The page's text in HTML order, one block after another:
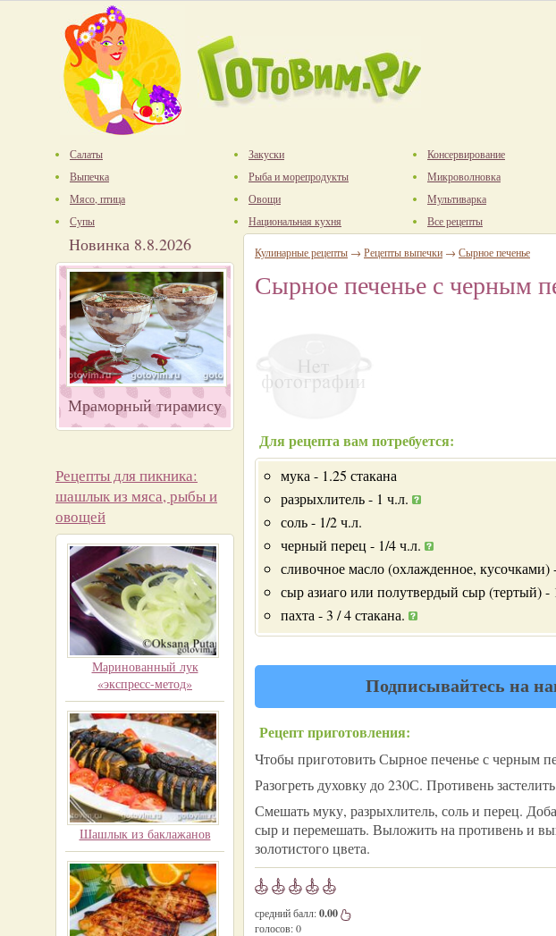
Салаты
Выпечка
Мясо, птица
Супы
Закуски
Рыба и морепродукты
Овощи
Национальная кухня
Консервирование
Микроволновка
Мультиварка
Все рецепты
Новинка 8.8.2026
Мраморный тирамису
Рецепты для пикника:
шашлык из мяса, рыбы и
овощей
Маринованный лук
«экспресс-метод»
Шашлык из баклажанов
Кулинарные рецепты → Рецепты выпечки → Сырное печенье
Сырное печенье с черным
Для рецепта вам потребуется:
мука - 1.25 стакана
разрыхлитель - 1 ч.л.
соль - 1/2 ч.л.
черный перец - 1/4 ч.л.
сливочное масло (охлажденное, кусочками)
сыр азиаго или полутвердый сыр (тертый) -
пахта - 3 / 4 стакана.
Подписывайтесь на
Рецепт приготовления:
Чтобы приготовить Сырное печенье с черным
Разогреть духовку до 230С. Противень
Смешать муку, разрыхлитель, соль и перец.
сыр и перемешать. Выложить на противень и
золотистого цвета.
средний балл:0.00
голосов:0